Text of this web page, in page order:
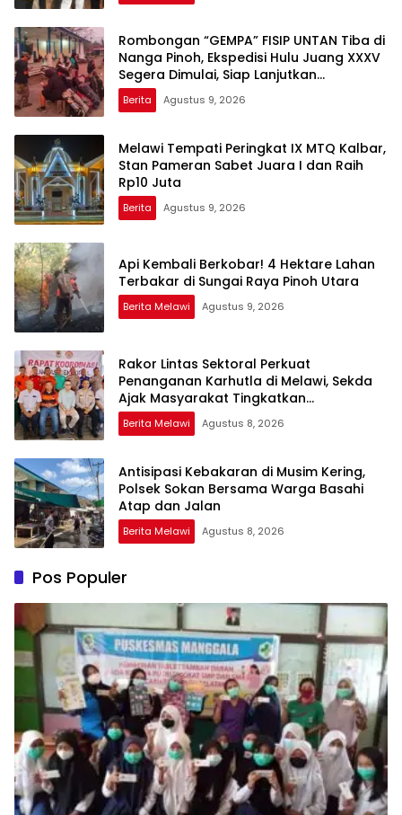
Rombongan “GEMPA” FISIP UNTAN Tiba di
Nanga Pinoh, Ekspedisi Hulu Juang XXXV
Segera Dimulai, Siap Lanjutkan
Perjalanan ke Pedalaman Melawi
Berita Agustus 9, 2026
Melawi Tempati Peringkat IX MTQ Kalbar,
Stan Pameran Sabet Juara I dan Raih
Rp10 Juta
Berita Agustus 9, 2026
Api Kembali Berkobar! 4 Hektare Lahan
Terbakar di Sungai Raya Pinoh Utara
Berita Melawi Agustus 9, 2026
Rakor Lintas Sektoral Perkuat
Penanganan Karhutla di Melawi, Sekda
Ajak Masyarakat Tingkatkan
Kewaspadaan
Berita Melawi Agustus 8, 2026
Antisipasi Kebakaran di Musim Kering,
Polsek Sokan Bersama Warga Basahi
Atap dan Jalan
Berita Melawi Agustus 8, 2026
Pos Populer